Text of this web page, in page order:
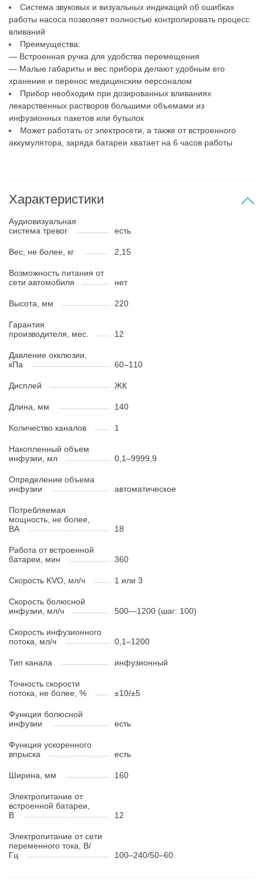
Система звуковых и визуальных индикаций об ошибках
работы насоса позволяет полностью контролировать процесс
вливаний
Преимущества:
— Встроенная ручка для удобства перемещения
— Малые габариты и вес прибора делают удобным его
хранение и перенос медицинским персоналом
Прибор необходим при дозированных вливаниях
лекарственных растворов большими объемами из
инфузионных пакетов или бутылок
Может работать от электросети, а также от встроенного
аккумулятора, заряда батареи хватает на 6 часов работы
Характеристики
Аудиовизуальная
система тревог
есть
Вес, не более, кг 2,15
Возможность питания от
сети автомобиля
нет
Высота, мм 220
Гарантия
производителя, мес.
12
Давление окклюзии,
кПа
60–110
Дисплей ЖК
Длина, мм 140
Количество каналов 1
Накопленный объем
инфузии, мл
0,1–9999,9
Определение объема
инфузии
автоматическое
Потребляемая
мощность, не более,
BA
18
Работа от встроенной
батареи, мин
360
Скорость KVO, мл/ч 1 или 3
Скорость болюсной
инфузии, мл/ч
500—1200 (шаг: 100)
Скорость инфузионного
потока, мл/ч
0,1–1200
Тип канала инфузионный
Точность скорости
потока, не более, %
±10/±5
Функция болюсной
инфузии
есть
Функция ускоренного
впрыска
есть
Ширина, мм 160
Электропитание от
встроенной батареи,
В
12
Электропитание от сети
переменного тока, В/
Гц
100–240/50–60